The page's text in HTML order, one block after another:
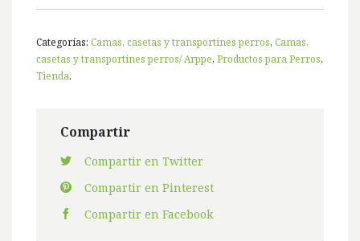
Categorías: Camas, casetas y transportines perros, Camas,
casetas y transportines perros/ Arppe, Productos para Perros,
Tienda.
Compartir
Compartir en Twitter
Compartir en Pinterest
Compartir en Facebook